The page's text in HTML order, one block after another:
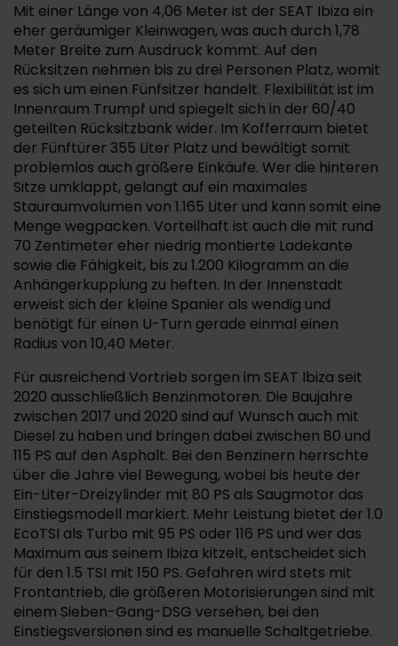
Mit einer Länge von 4,06 Meter ist der SEAT Ibiza ein
eher geräumiger Kleinwagen, was auch durch 1,78
Meter Breite zum Ausdruck kommt. Auf den
Rücksitzen nehmen bis zu drei Personen Platz, womit
es sich um einen Fünfsitzer handelt. Flexibilität ist im
Innenraum Trumpf und spiegelt sich in der 60/40
geteilten Rücksitzbank wider. Im Kofferraum bietet
der Fünftürer 355 Liter Platz und bewältigt somit
problemlos auch größere Einkäufe. Wer die hinteren
Sitze umklappt, gelangt auf ein maximales
Stauraumvolumen von 1.165 Liter und kann somit eine
Menge wegpacken. Vorteilhaft ist auch die mit rund
70 Zentimeter eher niedrig montierte Ladekante
sowie die Fähigkeit, bis zu 1.200 Kilogramm an die
Anhängerkupplung zu heften. In der Innenstadt
erweist sich der kleine Spanier als wendig und
benötigt für einen U-Turn gerade einmal einen
Radius von 10,40 Meter.
Für ausreichend Vortrieb sorgen im SEAT Ibiza seit
2020 ausschließlich Benzinmotoren. Die Baujahre
zwischen 2017 und 2020 sind auf Wunsch auch mit
Diesel zu haben und bringen dabei zwischen 80 und
115 PS auf den Asphalt. Bei den Benzinern herrschte
über die Jahre viel Bewegung, wobei bis heute der
Ein-Liter-Dreizylinder mit 80 PS als Saugmotor das
Einstiegsmodell markiert. Mehr Leistung bietet der 1.0
EcoTSI als Turbo mit 95 PS oder 116 PS und wer das
Maximum aus seinem Ibiza kitzelt, entscheidet sich
für den 1.5 TSI mit 150 PS. Gefahren wird stets mit
Frontantrieb, die größeren Motorisierungen sind mit
einem Sieben-Gang-DSG versehen, bei den
Einstiegsversionen sind es manuelle Schaltgetriebe.